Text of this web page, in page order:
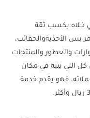
خلاه يكسب ثقة
بس الأحذيةوالحقائب،
والعطور والمنتجات
اللي يبيه في مكان
فهو يقدم خدمة